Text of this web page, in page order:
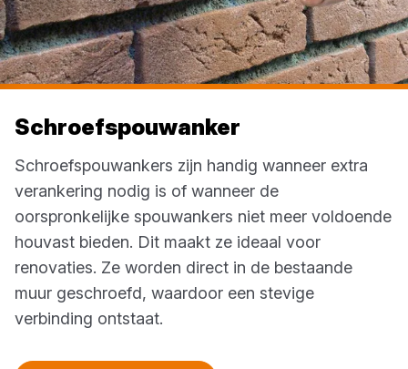
Schroefspouwanker
Schroefspouwankers zijn handig wanneer extra
verankering nodig is of wanneer de
oorspronkelijke spouwankers niet meer voldoende
houvast bieden. Dit maakt ze ideaal voor
renovaties. Ze worden direct in de bestaande
muur geschroefd, waardoor een stevige
verbinding ontstaat.